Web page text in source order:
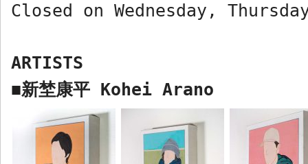
Closed on Wednesday,
ARTISTS
■新埜康平 Kohei Arano